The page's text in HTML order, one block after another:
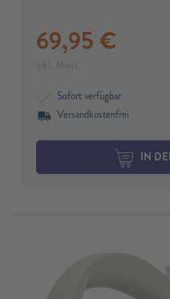
69,95 €
inkl. Mwst.
Sofort verfügbar
Versandkostenfrei
IN